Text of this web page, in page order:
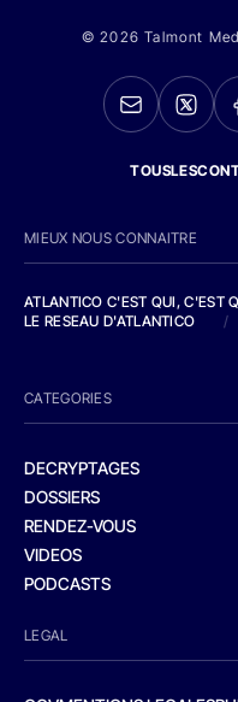
© 2026 Talmont
MIEUX NOUS CONNAITRE
ATLANTICO C'EST QUI, C'EST
LE RESEAU D'ATLANTICO
/
CATEGORIES
DECRYPTAGES
DOSSIERS
RENDEZ-VOUS
VIDEOS
PODCASTS
LEGAL